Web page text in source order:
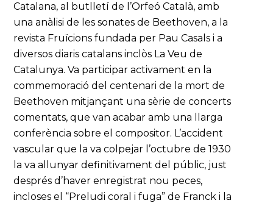
Catalana, al butlletí de l’Orfeó Català, amb
una anàlisi de les sonates de Beethoven, a la
revista Fruïcions fundada per Pau Casals i a
diversos diaris catalans inclòs La Veu de
Catalunya. Va participar activament en la
commemoració del centenari de la mort de
Beethoven mitjançant una sèrie de concerts
comentats, que van acabar amb una llarga
conferència sobre el compositor. L’accident
vascular que la va colpejar l’octubre de 1930
la va allunyar definitivament del públic, just
després d’haver enregistrat nou peces,
incloses el “Preludi coral i fuga” de Franck i la